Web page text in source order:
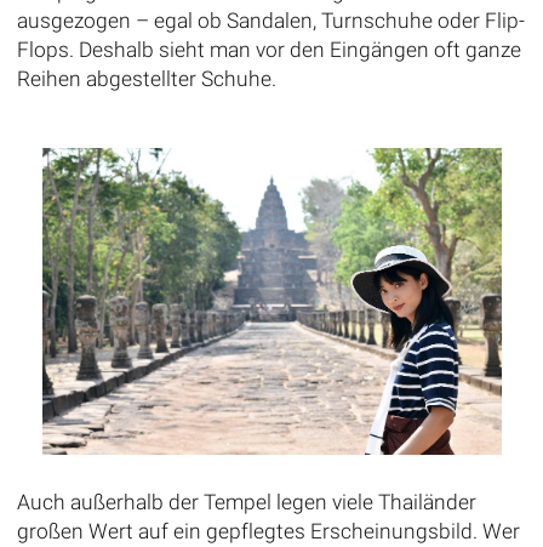
ausgezogen – egal ob Sandalen, Turnschuhe oder Flip-
Flops. Deshalb sieht man vor den Eingängen oft ganze
Reihen abgestellter Schuhe.
Auch außerhalb der Tempel legen viele Thailänder
großen Wert auf ein gepflegtes Erscheinungsbild. Wer